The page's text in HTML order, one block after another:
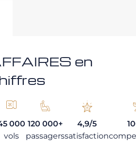
en
000
vols
120 000+
passagers
4,9/5
satisfaction